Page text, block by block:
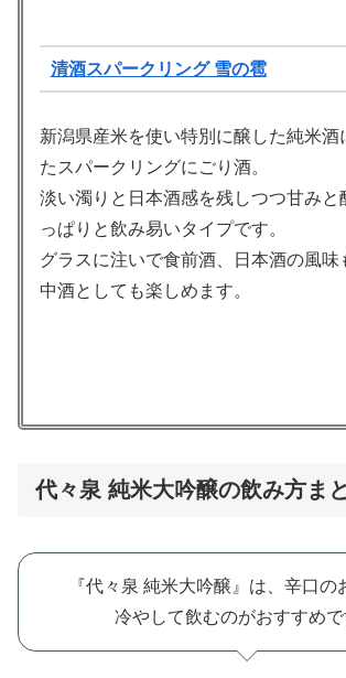
清酒スパークリング 雪の雹
新潟県産米を使い特別に醸した純米酒
たスパークリングにごり酒。
淡い濁りと日本酒感を残しつつ甘みと
っぱりと飲み易いタイプです。
グラスに注いで食前酒、日本酒の風味
中酒としても楽しめます。
代々泉 純米大吟醸の飲み方ま
『代々泉 純米大吟醸』は、辛口の
冷やして飲むのがおすすめで